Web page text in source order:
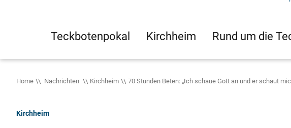
Teckbotenpokal Kirchheim Rund um die
Home Nachrichten Kirchheim 70 Stunden Beten: „Ich schaue Gott an und er schaut
Kirchheim